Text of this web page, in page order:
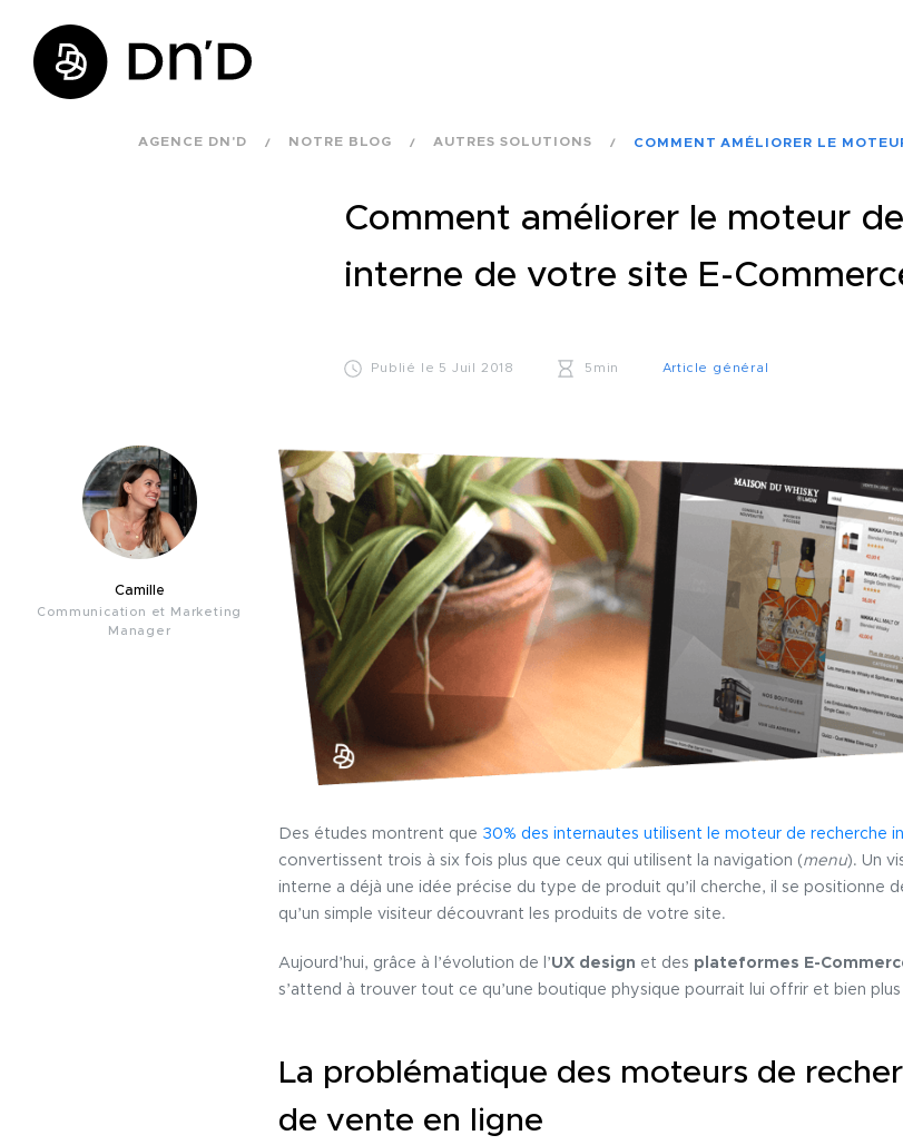
AGENCE DN'D NOTRE BLOG AUTRES SOLUTIONS COMMENT AMÉLIORER LE
Comment améliorer le moteur
interne de votre site E-
Publié le 5 Juil 2018 5min Article général
Camille
Communication et Marketing
Manager
Des études montrent que 30% des internautes utilisent le moteur de recherche
convertissent trois à six fois plus que ceux qui utilisent la navigation (menu). Un
interne a déjà une idée précise du type de produit qu’il cherche, il se positionne
qu’un simple visiteur découvrant les produits de votre site.
Aujourd’hui, grâce à l’évolution de l’UX design et des plateformes E-
s’attend à trouver tout ce qu’une boutique physique pourrait lui offrir et bien
La problématique des moteurs de
de vente en ligne